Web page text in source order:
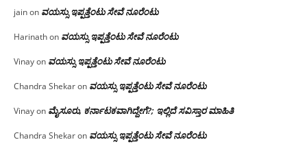
jainon ವಯಸ್ಸು ಇಪ್ಪತ್ತೆಂಟು ಸೇವೆ ನೂರೆಂಟು
Harinathon ವಯಸ್ಸು ಇಪ್ಪತ್ತೆಂಟು ಸೇವೆ ನೂರೆಂಟು
Vinayon ವಯಸ್ಸು ಇಪ್ಪತ್ತೆಂಟು ಸೇವೆ ನೂರೆಂಟು
Chandra Shekaron ವಯಸ್ಸು ಇಪ್ಪತ್ತೆಂಟು ಸೇವೆ ನೂರೆಂಟು
Vinayon ಮೈಸೂರು, ಕರ್ನಾಟಕವಾಗಿದ್ದೇಗೆ?; ಇಲ್ಲಿದೆ ಸವಿಸ್ತಾರ ಮಾಹಿತಿ
Chandra Shekaron ವಯಸ್ಸು ಇಪ್ಪತ್ತೆಂಟು ಸೇವೆ ನೂರೆಂಟು